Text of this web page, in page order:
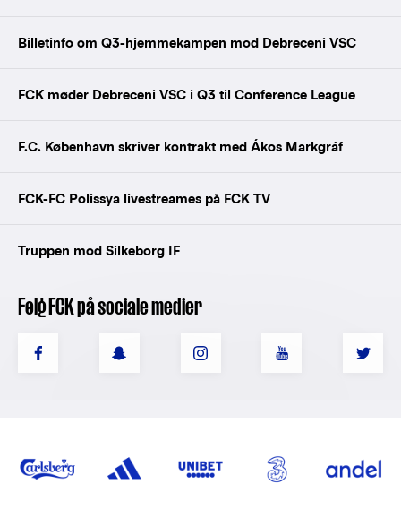
Billetinfo om Q3-hjemmekampen mod Debreceni VSC
FCK møder Debreceni VSC i Q3 til Conference League
F.C. København skriver kontrakt med Ákos Markgráf
FCK-FC Polissya livestreames på FCK TV
Truppen mod Silkeborg IF
Følg FCK på sociale medier